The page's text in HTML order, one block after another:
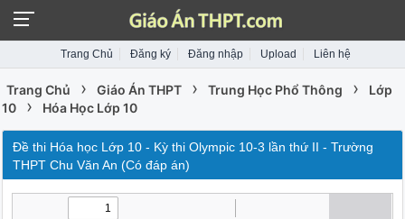
Trang Chủ Đăng ký Đăng nhập Upload Liên hệ
Trang Chủ › Giáo Án THPT › Trung Học Phổ Thông ›
Lớp
10
› Hóa Học Lớp 10
Đề thi Hóa học Lớp 10 - Kỳ thi Olympic 10-3 lần thứ II - Trường
THPT Chu Văn An (Có đáp án)